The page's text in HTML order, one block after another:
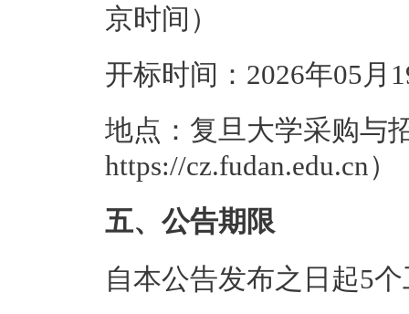
京时间）
开标时间：2026年05月
地点：复旦大学采购与
https://cz.fudan.edu.cn）
五、公告期限
自本公告发布之日起5